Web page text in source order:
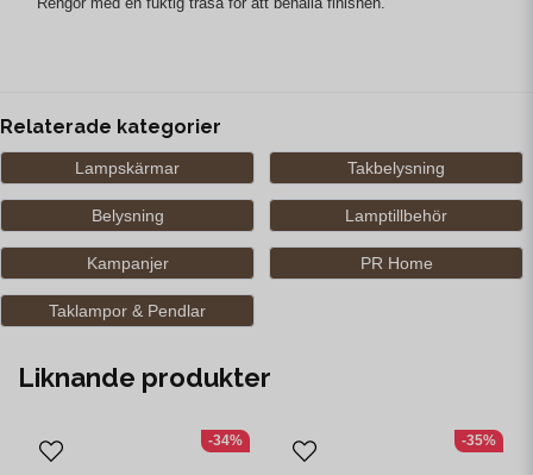
Relaterade kategorier
Lampskärmar Takbelysning
Belysning Lamptillbehör
Kampanjer PR Home
Taklampor & Pendlar
Liknande produkter
-34% -35%